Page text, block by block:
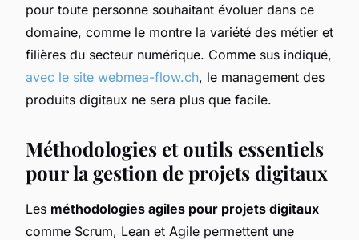
pour toute personne souhaitant évoluer dans ce
domaine, comme le montre la variété des métier et
filières du secteur numérique. Comme sus indiqué,
avec le site webmea-flow.ch, le management des
produits digitaux ne sera plus que facile.
Méthodologies et outils essentiels
pour la gestion de projets digitaux
Les méthodologies agiles pour projets digitaux
comme Scrum, Lean et Agile permettent une